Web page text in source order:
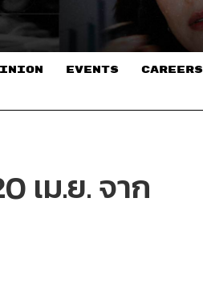
EVENTS CAREERS
เม.ย. จาก